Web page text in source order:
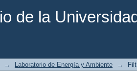
de la
→ Laboratorio de Energía y Ambiente →